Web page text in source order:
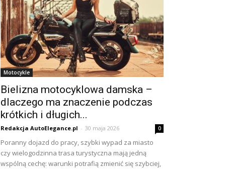
Motocykle
Bielizna motocyklowa damska –
dlaczego ma znaczenie podczas
krótkich i długich...
Redakcja AutoElegance.pl - 30 maja 2026 0
Poranny dojazd do pracy, szybki wypad za miasto
czy wielogodzinna trasa turystyczna mają jedną
wspólną cechę: warunki potrafią zmienić się szybciej,